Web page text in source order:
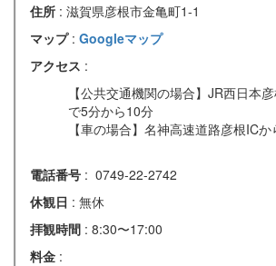
住所 : 滋賀県彦根市金亀町1-1
マップ : Googleマップ
アクセス :
【公共交通機関の場合】JR西日本
で5分から10分
【車の場合】名神高速道路彦根IC
電話番号 : 0749-22-2742
休観日 : 無休
拝観時間 : 8:30〜17:00
料金 :